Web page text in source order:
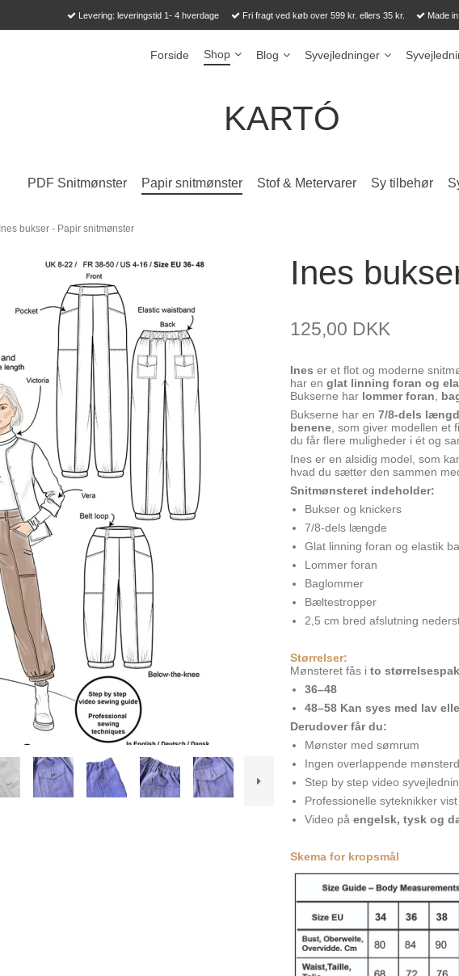
Levering: leveringstid 1- 4 hverdage Fri fragt ved køb over 599 kr. ellers 35 kr. Made in
Forside Shop Blog Syvejledninger
KARTÓ
PDF Snitmønster Papir snitmønster Stof & Metervarer Sy tilbehør
Ines bukser - Papir snitmønster
Ines
125,00 DKK
Ines er et flot og moderne
har en glat linning foran og
Bukserne har lommer foran
Bukserne har en 7/8-dels
benene , som giver modellen
du får flere muligheder i ét og
Ines er en alsidig model, som
hvad du sætter den sammen
Snitmønsteret indeholder:
Bukser og knickers
7/8-dels længde
Glat linning foran og elastik
Lommer foran
Baglommer
Bæltestropper
2,5 cm bred afslutning
Størrelser:
Mønsteret fås i to
36–48
48–58 Kan syes med lav
Derudover får du:
Mønster med sømrum
Ingen overlappende
Step by step video
Professionelle syteknikker
Video på engelsk, tysk og
Skema for kropsmål